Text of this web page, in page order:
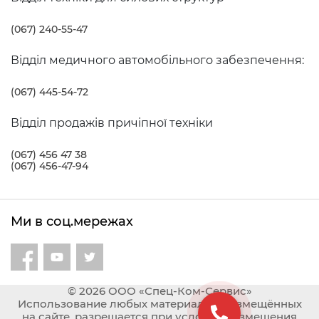
вивантаженням: різні види вантажоперевезень,
підприємства, оптова і роздрібна торгівля, комунальні
зовнішня реклама і т.д. За рахунок додаткових опцій
маніпулятори може бути дуже розширено.
(067) 240-55-47
Відділ медичного автомобільного забезпечення:
(067) 445-54-72
Відділ продажів причіпної техніки
(067) 456 47 38
(067) 456-47-94
Ми в соц.мережах
© 2026 ООО «Спец-Ком-Сервис»
Использование любых материалов, размещённых
на сайте, разрешается при условии размещения